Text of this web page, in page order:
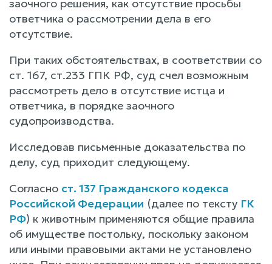
заочного решения, как отсутствие просьбы
ответчика о рассмотрении дела в его
отсутствие.
При таких обстоятельствах, в соответствии со
ст. 167, ст.233 ГПК РФ, суд счел возможным
рассмотреть дело в отсутствие истца и
ответчика, в порядке заочного
судопроизводства.
Исследовав письменные доказательства по
делу, суд приходит следующему.
Согласно ст. 137 Гражданского кодекса
Российской Федерации (далее по тексту ГК
РФ) к животным применяются общие правила
об имуществе постольку, поскольку законом
или иными правовыми актами не установлено